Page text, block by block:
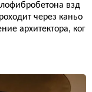
взд
через каньо
архитектора, ког